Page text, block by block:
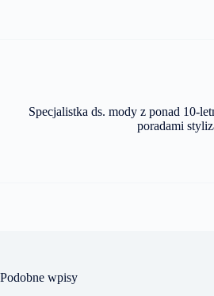
Specjalistka ds. mody z ponad 10-
poradami
Podobne wpisy